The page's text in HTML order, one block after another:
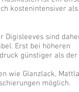
kostenintensiver als
Digisleeves sind
Erst bei höheren
günstiger als der
wie Glanzlack,
möglich.